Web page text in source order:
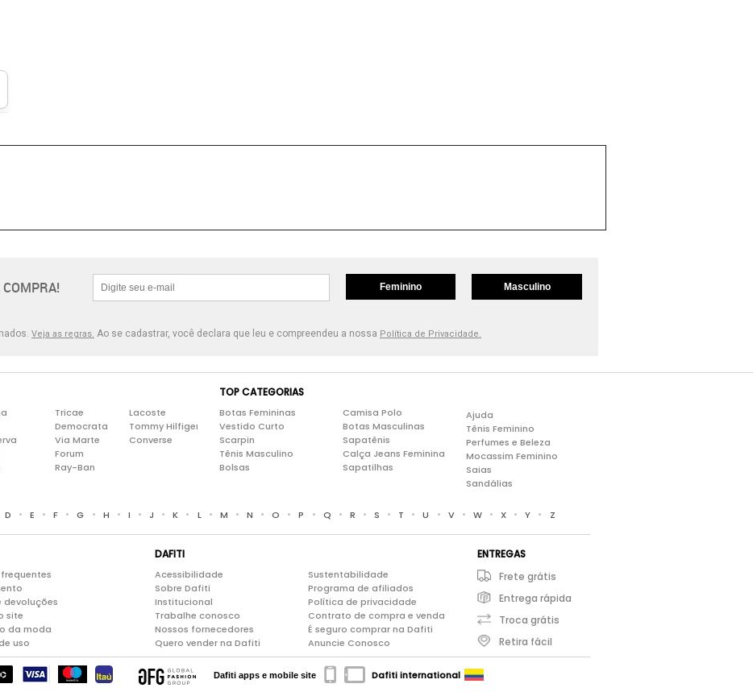
Feminino Masculino
Veja as regras. Ao se cadastrar, você declara que leu e compreendeu a nossa Política de Privacidade.
Tricae
Democrata
Via Marte
Forum
Ray-Ban
Lacoste
Tommy Hilfiger
Converse
TOP CATEGORIAS
Botas Femininas
Vestido Curto
Scarpin
Tênis Masculino
Bolsas
Camisa Polo
Botas Masculinas
Sapatênis
Calça Jeans Feminina
Sapatilhas
Ajuda
Tênis Feminino
Perfumes e Beleza
Mocassim Feminino
Saias
Sandálias
D • E • F • G • H • I • J • K • L • M • N • O • P • Q • R • S • T • U • V • W • X • Y • Z
devoluções
site
da moda
uso
DAFITI
Acessibilidade
Sobre Dafiti
Institucional
Trabalhe conosco
Nossos fornecedores
Quero vender na Dafiti
Sustentabilidade
Programa de afiliados
Política de privacidade
Contrato de compra e venda
É seguro comprar na Dafiti
Anuncie Conosco
ENTREGAS
Frete grátis
Entrega rápida
Troca grátis
Retira fácil
Dafiti apps e mobile site Dafiti international